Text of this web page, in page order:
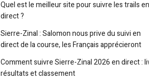
Quel est le meilleur site pour suivre les trails en
direct ?
Sierre-Zinal : Salomon nous prive du suivi en
direct de la course, les Français apprécieront
Comment suivre Sierre-Zinal 2026 en direct :
résultats et classement